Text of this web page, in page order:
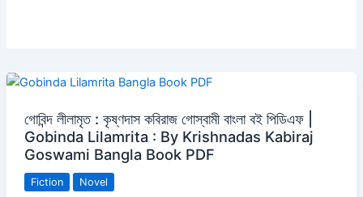
গোবিন্দ লীলামৃত : কৃষ্ণদাস কবিরাজ গোস্বামী বাংলা বই পিডিএফ |
Gobinda Lilamrita : By Krishnadas Kabiraj
Goswami Bangla Book PDF
Fiction Novel